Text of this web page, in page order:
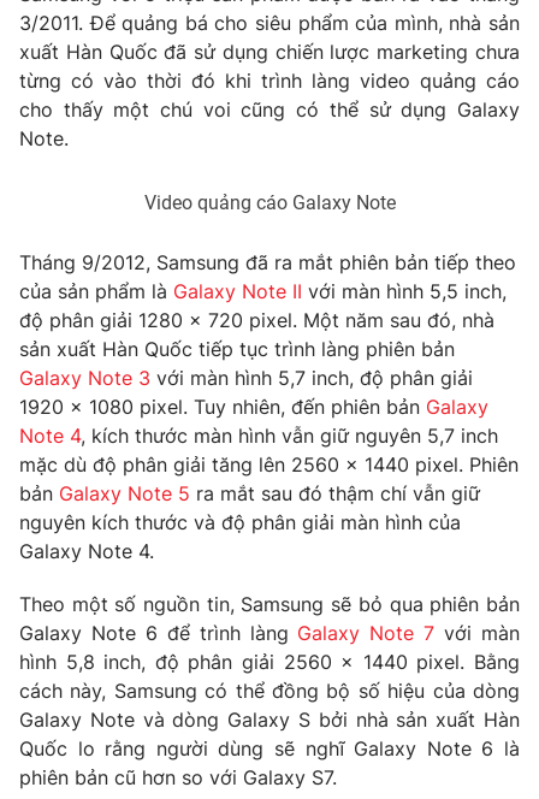
VTV Money VTV Thể thao
VTV Sức khoẻ Bất động sản
VTV9 VTV8
Liên hệ tòa soạn English
THỜI BÁO VTV
Theo dõi báo trên
Cơ quan chủ quản:Đài Truyền hình Việt Nam
Cơ quan báo chí:Thời báo VTV
Giấy phép hoạt động báo in và báo điện tử số 483/GP-BTTTT
cấp ngày 29/12/2023
3/2011. Để quảng bá cho siêu phẩm của mình, nhà sản
xuất Hàn Quốc đã sử dụng chiến lược marketing chưa
từng có vào thời đó khi trình làng video quảng cáo
cho thấy một chú voi cũng có thể sử dụng Galaxy
Note.
Video quảng cáo Galaxy Note
Tháng 9/2012, Samsung đã ra mắt phiên bản tiếp theo
của sản phẩm là Galaxy Note II với màn hình 5,5 inch,
độ phân giải 1280 x 720 pixel. Một năm sau đó, nhà
sản xuất Hàn Quốc tiếp tục trình làng phiên bản
Galaxy Note 3 với màn hình 5,7 inch, độ phân giải
1920 x 1080 pixel. Tuy nhiên, đến phiên bản Galaxy
Note 4, kích thước màn hình vẫn giữ nguyên 5,7 inch
mặc dù độ phân giải tăng lên 2560 x 1440 pixel. Phiên
bản Galaxy Note 5 ra mắt sau đó thậm chí vẫn giữ
nguyên kích thước và độ phân giải màn hình của
Galaxy Note 4.
Theo một số nguồn tin, Samsung sẽ bỏ qua phiên bản
Galaxy Note 6 để trình làng Galaxy Note 7 với màn
hình 5,8 inch, độ phân giải 2560 x 1440 pixel. Bằng
cách này, Samsung có thể đồng bộ số hiệu của dòng
Galaxy Note và dòng Galaxy S bởi nhà sản xuất Hàn
Quốc lo rằng người dùng sẽ nghĩ Galaxy Note 6 là
phiên bản cũ hơn so với Galaxy S7.